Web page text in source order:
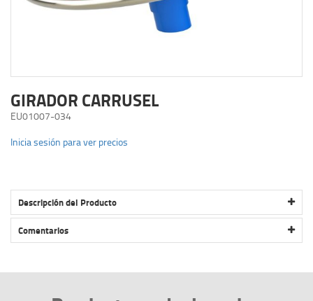
GIRADOR CARRUSEL
EU01007-034
Inicia sesión para ver precios
Descripción del Producto
GIRADOR CARRUSEL
Comentarios